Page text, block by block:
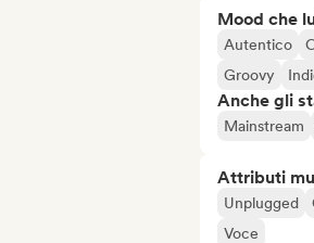
Mood che
Autentico
Groovy
Anche gli
Mainstream
Attributi
Unplugged
Voce